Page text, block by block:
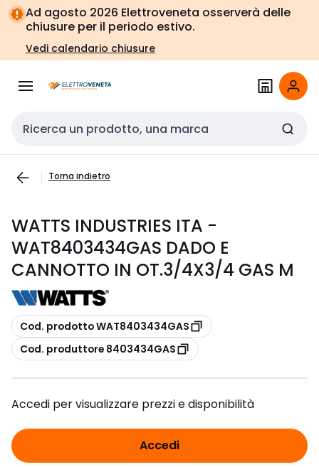
Vai alla
navigazione
Vai
alla
pagina
Ad agosto 2026 Elettroveneta osserverà delle
chiusure per il periodo estivo.
Vedi calendario chiusure
Cerca input
Torna indietro
WATTS INDUSTRIES ITA -
WAT8403434GAS DADO E
CANNOTTO IN OT.3/4X3/4 GAS M
copia
Cod. prodotto WAT8403434GAS
copia
Cod. produttore 8403434GAS
Accedi per visualizzare prezzi e disponibilità
Accedi